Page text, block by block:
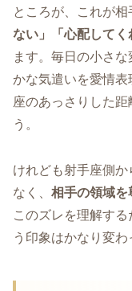
ところが、これが相
ない」「心配してく
ます。毎日の小さ
かな気遣いを愛情
座のあっさりした
う。
けれども射手座側
なく、 相手の領域を
このズレを理解す
う印象はかなり変わ